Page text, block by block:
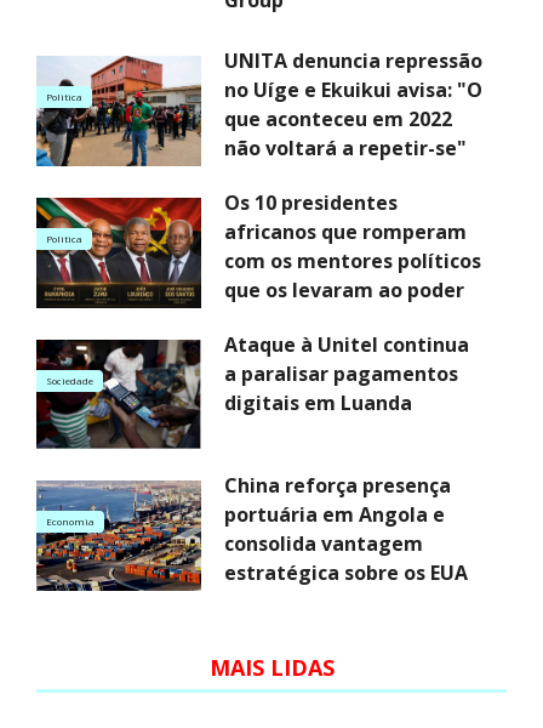
Politica
UNITA denuncia repressão
no Uíge e Ekuikui avisa: "O
que aconteceu em 2022
não voltará a repetir-se"
Politica
Os 10 presidentes
africanos que romperam
com os mentores políticos
que os levaram ao poder
Sociedade
Ataque à Unitel continua
a paralisar pagamentos
digitais em Luanda
Economia
China reforça presença
portuária em Angola e
consolida vantagem
estratégica sobre os EUA
MAIS LIDAS